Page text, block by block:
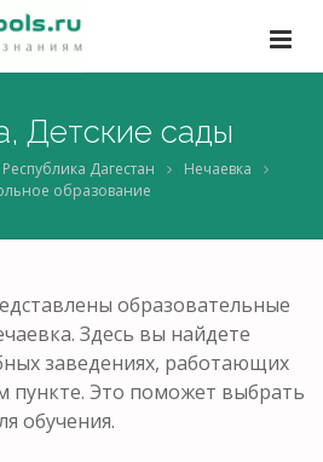
Детские сады
Республика Дагестан
Нечаевка
образование
образовательные
Здесь вы найдете
заведениях, работающих
пункте. Это поможет выбрать
обучения.